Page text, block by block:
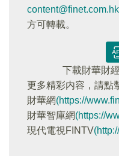
content@finet.com.hk
方可轉載。
下載財華財
更多精彩内容，請點
財華網(https://
財華智庫網(https://
現代電視FINTV